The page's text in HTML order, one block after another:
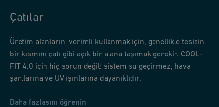
Çatılar
Üretim alanlarını verimli kullanmak için, genellikle tesisin
bir kısmını çatı gibi açık bir alana taşımak gerekir. COOL-
FIT 4.0 için hiç sorun değil: sistem su geçirmez, hava
şartlarına ve UV ışınlarına dayanıklıdır.
Daha fazlasını öğrenin